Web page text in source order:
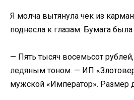
Я молча вытянула чек из
поднесла к глазам. Бумага
— Пять тысяч восемьсот
ледяным тоном. — ИП
мужской «Император». Размер